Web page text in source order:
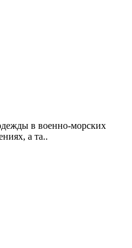
в военно-морских
а та..